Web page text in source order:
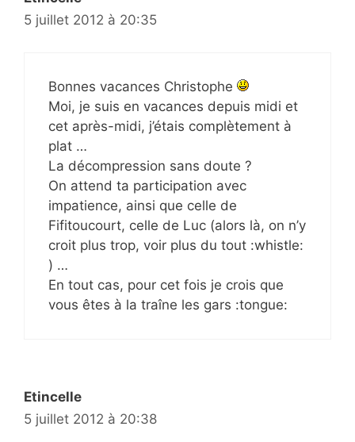
5 juillet 2012 à 20:35
Bonnes vacances Christophe
Moi, je suis en vacances depuis midi et
cet après-midi, j’étais complètement à
plat …
La décompression sans doute ?
On attend ta participation avec
impatience, ainsi que celle de
Fifitoucourt, celle de Luc (alors là, on n’y
croit plus trop, voir plus du tout :whistle:
) …
En tout cas, pour cet fois je crois que
vous êtes à la traîne les gars :tongue:
Etincelle
5 juillet 2012 à 20:38